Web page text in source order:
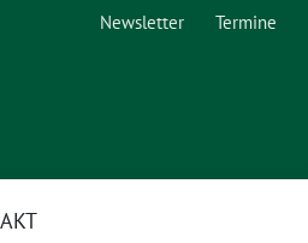
Newsletter Termine